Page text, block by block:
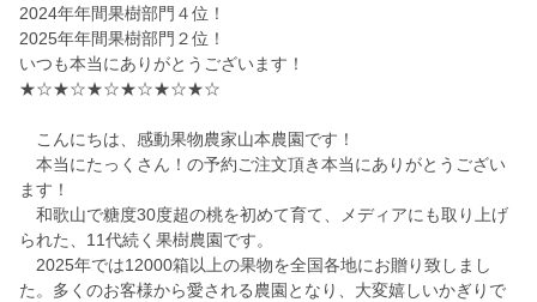
2024年年間果樹部門４位！
2025年年間果樹部門２位！
いつも本当にありがとうございます！
★☆★☆★☆★☆★☆★☆
こんにちは、感動果物農家山本農園です！
本当にたっくさん！の予約ご注文頂き本当にありがとうござい
ます！
和歌山で糖度30度超の桃を初めて育て、メディアにも取り上げ
られた、11代続く果樹農園です。
2025年では12000箱以上の果物を全国各地にお贈り致しまし
た。多くのお客様から愛される農園となり、大変嬉しいかぎりで